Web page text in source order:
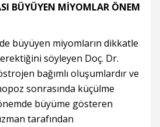
BÜYÜYEN MİYOMLAR ÖNEM
büyüyen miyomların dikkatle
söyleyen Doç. Dr.
bağımlı oluşumlardır ve
sonrasında küçülme
büyüme gösteren
tarafından